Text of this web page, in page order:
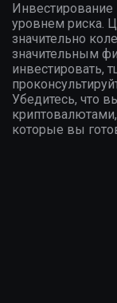
уровнем риска.
значительно
значительным
инвестировать,
Убедитесь, что
криптовалютами,
которые вы